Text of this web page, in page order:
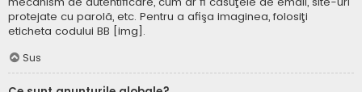
protejate cu parolă, etc. Pentru a afişa imaginea, folosiţi
eticheta codului BB [img].
Sus